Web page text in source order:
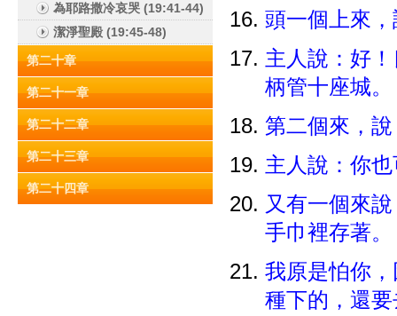
為耶路撒冷哀哭 (19:41-44)
潔淨聖殿 (19:45-48)
第二十章
第二十一章
第二十二章
第二十三章
第二十四章
頭一個上來
主人說：好
柄管十座城
第二個來，
主人說：你
又有一個來
手巾裡存著
我原是怕你
種下的，還